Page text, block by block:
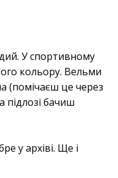
У спортивному
кольору. Вельми
(помічаєш це через
підлозі бачиш
у архіві. Ще і